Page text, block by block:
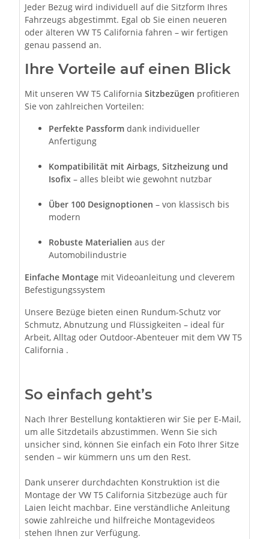
Jeder Bezug wird individuell auf die Sitzform Ihres
Fahrzeugs abgestimmt. Egal ob Sie einen neueren
oder älteren VW T5 California fahren – wir fertigen
genau passend an.
Ihre Vorteile auf einen Blick
Mit unseren VW T5 California Sitzbezügen profitieren
Sie von zahlreichen Vorteilen:
Perfekte Passform dank individueller
Anfertigung
Kompatibilität mit Airbags, Sitzheizung und
Isofix – alles bleibt wie gewohnt nutzbar
Über 100 Designoptionen – von klassisch bis
modern
Robuste Materialien aus der
Automobilindustrie
Einfache Montage mit Videoanleitung und cleverem
Befestigungssystem
Unsere Bezüge bieten einen Rundum-Schutz vor
Schmutz, Abnutzung und Flüssigkeiten – ideal für
Arbeit, Alltag oder Outdoor-Abenteuer mit dem VW T5
California .
So einfach geht’s
Nach Ihrer Bestellung kontaktieren wir Sie per E-Mail,
um alle Sitzdetails abzustimmen. Wenn Sie sich
unsicher sind, können Sie einfach ein Foto Ihrer Sitze
senden – wir kümmern uns um den Rest.
Dank unserer durchdachten Konstruktion ist die
Montage der VW T5 California Sitzbezüge auch für
Laien leicht machbar. Eine verständliche Anleitung
sowie zahlreiche und hilfreiche Montagevideos
stehen Ihnen zur Verfügung.